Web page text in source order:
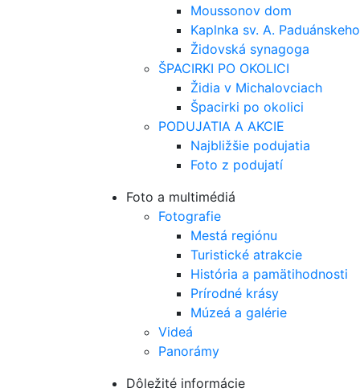
Moussonov dom
Kaplnka sv. A. Paduánskeho
Židovská synagoga
ŠPACIRKI PO OKOLICI
Židia v Michalovciach
Špacirki po okolici
PODUJATIA A AKCIE
Najbližšie podujatia
Foto z podujatí
Foto a multimédiá
Fotografie
Mestá regiónu
Turistické atrakcie
História a pamätihodnosti
Prírodné krásy
Múzeá a galérie
Videá
Panorámy
Dôležité informácie